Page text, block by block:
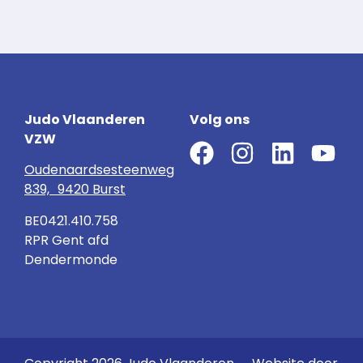
Judo Vlaanderen
VZW
Oudenaardsesteenweg
839, 9420 Burst
BE0421.410.758
RPR Gent afd
Dendermonde
Volg ons